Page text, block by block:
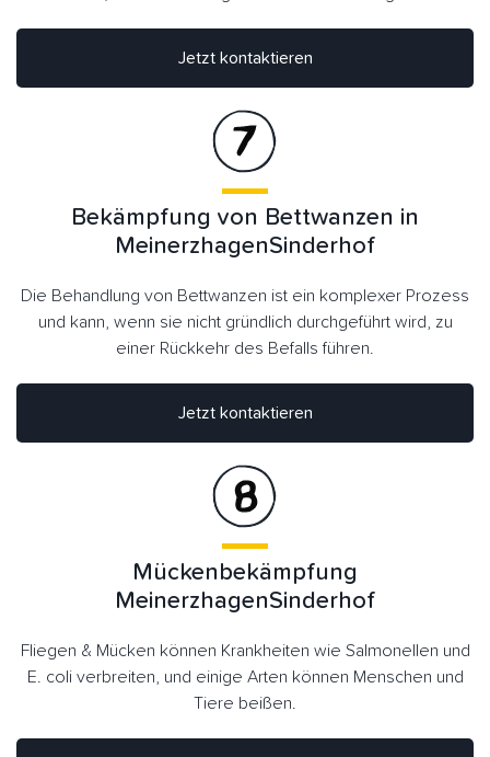
Jetzt kontaktieren
Bekämpfung von Bettwanzen in
MeinerzhagenSinderhof
Die Behandlung von Bettwanzen ist ein komplexer Prozess
und kann, wenn sie nicht gründlich durchgeführt wird, zu
einer Rückkehr des Befalls führen.
Jetzt kontaktieren
Mückenbekämpfung
MeinerzhagenSinderhof
Fliegen & Mücken können Krankheiten wie Salmonellen und
E. coli verbreiten, und einige Arten können Menschen und
Tiere beißen.